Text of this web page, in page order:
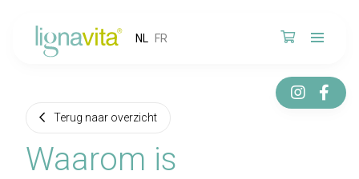
NL FR
Terug naar overzicht
Waarom is